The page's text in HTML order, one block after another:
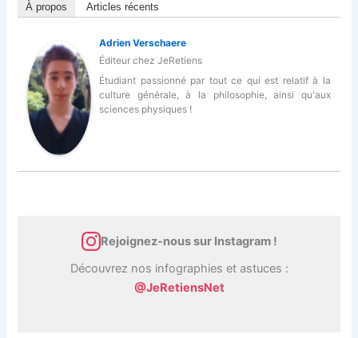
À propos Articles récents
Adrien Verschaere
Éditeur chezJeRetiens
Étudiant passionné par tout ce qui est relatif à la
culture générale, à la philosophie, ainsi qu'aux
sciences physiques !
Rejoignez-nous sur Instagram !
Découvrez nos infographies et astuces :
@JeRetiensNet